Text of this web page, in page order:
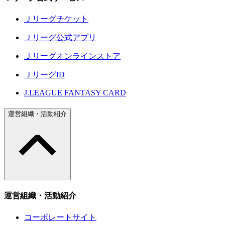
Ｊリーグチケット
Ｊリーグ公式アプリ
Ｊリーグオンラインストア
ＪリーグID
J.LEAGUE FANTASY CARD
運営組織・活動紹介
運営組織・活動紹介
コーポレートサイト